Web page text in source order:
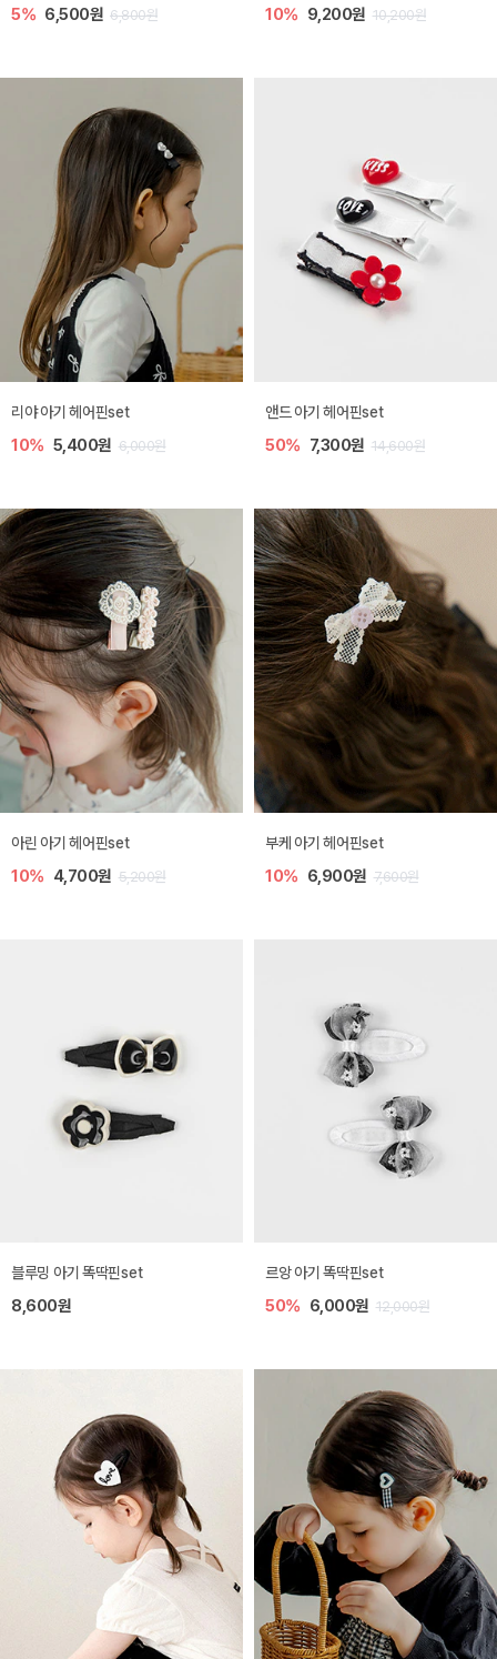
5% 6,500원 6,800원 10% 9,200원 10,200원
리야 아기 헤어핀set
10% 5,400원 6,000원
앤드 아기 헤어핀set
50% 7,300원 14,600원
아린 아기 헤어핀set
10% 4,700원 5,200원
부케 아기 헤어핀set
10% 6,900원 7,600원
블루밍 아기 똑딱핀set
8,600원
르앙 아기 똑딱핀set
50% 6,000원 12,000원